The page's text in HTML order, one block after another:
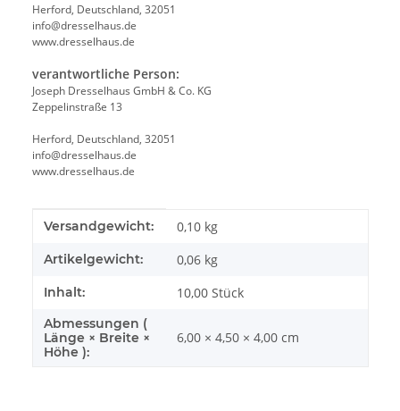
Herford, Deutschland, 32051
info@dresselhaus.de
www.dresselhaus.de
verantwortliche Person:
Joseph Dresselhaus GmbH & Co. KG
Zeppelinstraße 13
Herford, Deutschland, 32051
info@dresselhaus.de
www.dresselhaus.de
Produkteigenschaft
Wert
Versandgewicht: 0,10 kg
Artikelgewicht: 0,06 kg
Inhalt: 10,00 Stück
Abmessungen (
Länge × Breite ×
Höhe ):
6,00 × 4,50 × 4,00 cm